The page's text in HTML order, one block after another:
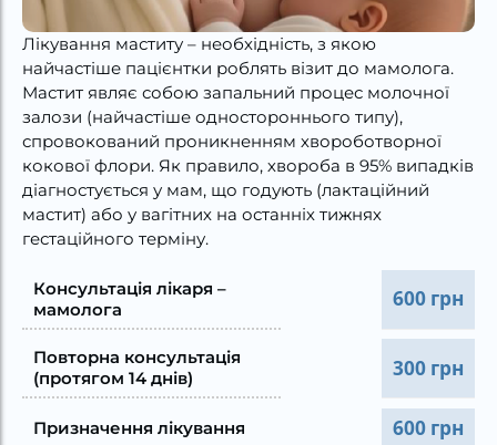
Лікування маститу – необхідність, з якою
найчастіше пацієнтки роблять візит до мамолога.
Мастит являє собою запальний процес молочної
залози (найчастіше одностороннього типу),
спровокований проникненням хвороботворної
кокової флори. Як правило, хвороба в 95% випадків
діагностується у мам, що годують (лактаційний
мастит) або у вагітних на останніх тижнях
гестаційного терміну.
Консультація лікаря –
мамолога
600 грн
Повторна консультація
(протягом 14 днів)
300 грн
Призначення лікування 600 грн